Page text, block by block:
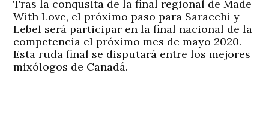
Tras la conqusita de la final regional de Made
With Love, el próximo paso para Saracchi y
Lebel será participar en la final nacional de la
competencia el próximo mes de mayo 2020.
Esta ruda final se disputará entre los mejores
mixólogos de Canadá.